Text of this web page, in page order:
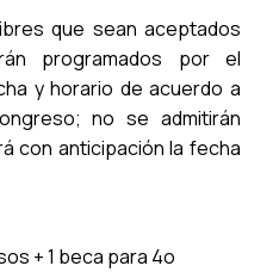
que sean aceptados
programados por el
y horario de acuerdo a
no se admitirán
con anticipación la fecha
+ 1 beca para 4o